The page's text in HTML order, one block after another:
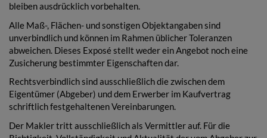
bleiben ausdrücklich vorbehalten.
Alle Maß-, Flächen- und sonstigen Objektangaben sind
unverbindlich und können im Rahmen üblicher Toleranzen
abweichen. Dieses Exposé stellt weder ein Angebot noch eine
Zusicherung bestimmter Eigenschaften dar.
Rechtsverbindlich sind ausschließlich die zwischen dem
Eigentümer (Abgeber) und dem Erwerber im Kaufvertrag
schriftlich festgehaltenen Vereinbarungen.
Der Makler tritt ausschließlich als Vermittler auf. Für die